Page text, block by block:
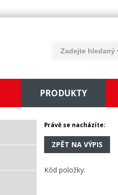
PRODUKTY
Právě se nacházíte:
ZPĚT NA VÝPIS
Kód položky: